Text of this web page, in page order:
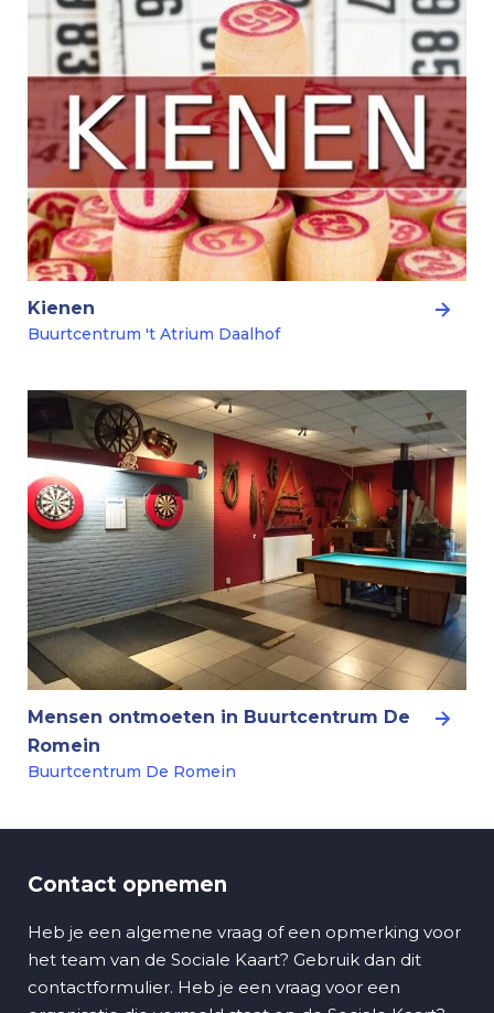
Kienen
Buurtcentrum 't Atrium Daalhof
Mensen ontmoeten in Buurtcentrum De
Romein
Buurtcentrum De Romein
Contact opnemen
Heb je een algemene vraag of een opmerking voor
het team van de Sociale Kaart? Gebruik dan dit
contactformulier. Heb je een vraag voor een